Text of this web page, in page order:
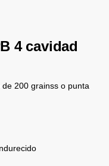
4 cavidad
200 grainss o punta